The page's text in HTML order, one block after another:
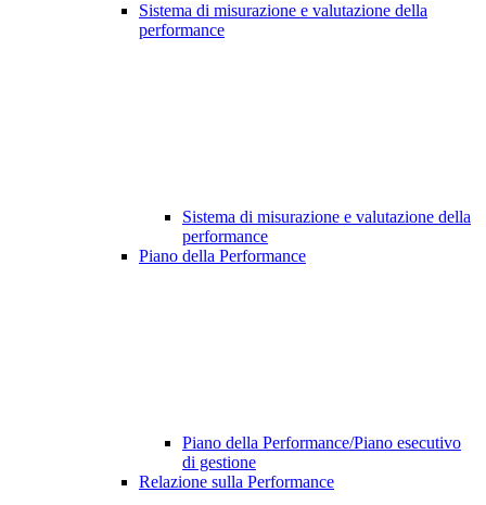
Sistema di misurazione e valutazione della
performance
Sistema di misurazione e valutazione della
performance
Piano della Performance
Piano della Performance/Piano esecutivo
di gestione
Relazione sulla Performance